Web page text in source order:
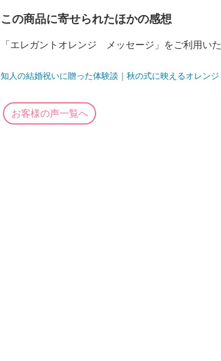
この商品に寄せられたほかの感想
「エレガントオレンジ メッセージ」をご利用い
知人の結婚祝いに贈った体験談｜秋の式に映えるオレンジ
お客様の声一覧へ